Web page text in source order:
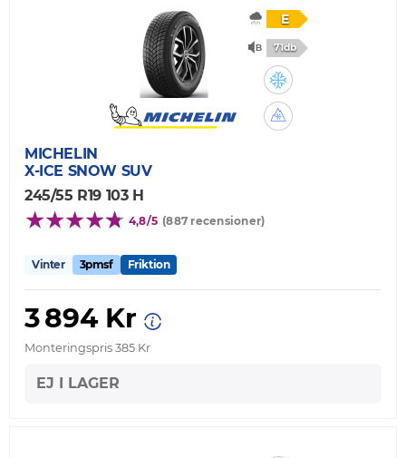
E
71db
MICHELIN
X-ICE SNOW SUV
245/55 R19 103 H
4,8/5 (887 recensioner)
Vinter 3pmsf Friktion
3 894 Kr
Monteringspris 385 Kr
EJ I LAGER